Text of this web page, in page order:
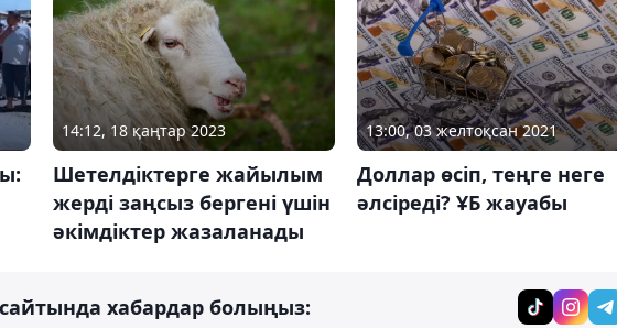
14:12, 18 қаңтар 2023
Шетелдіктерге жайылым
жерді заңсыз бергені үшін
әкімдіктер жазаланады
13:00, 03 желтоқсан 2021
Доллар өсіп, теңге неге
әлсіреді? ҰБ жауабы
хабардар болыңыз: